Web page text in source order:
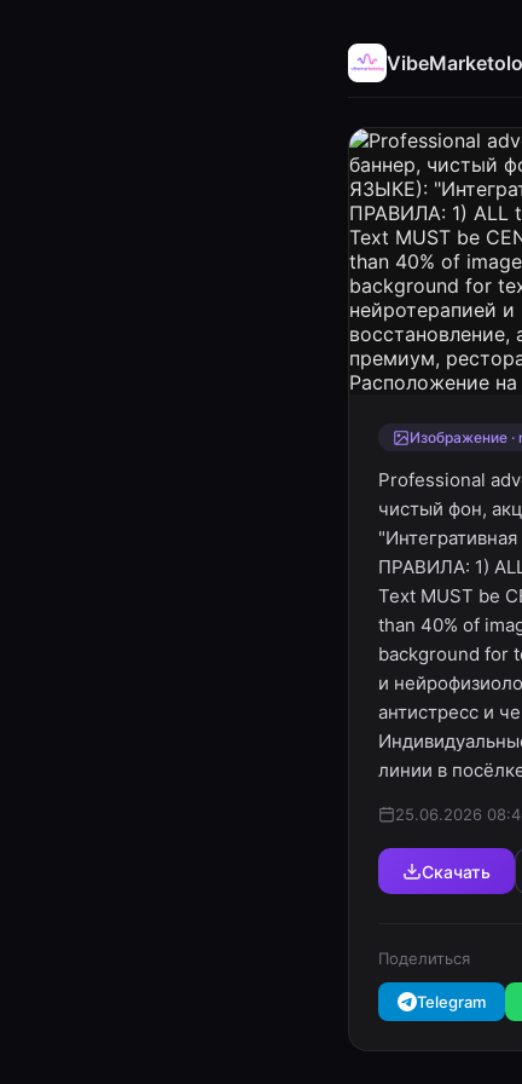
Изображение
Professional
чистый фон,
ПРАВИЛА: 1)
Text MUST be
than 40% of
background for
и
антистресс и
линии в
25.06.2026
Скачать
Поделиться
Telegram